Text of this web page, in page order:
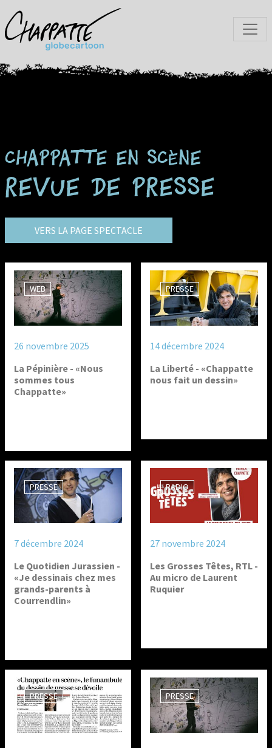
Chappatte en scène
Revue de presse
VERS LA PAGE SPECTACLE
WEB
26 novembre 2025
La Pépinière - «Nous
sommes tous
Chappatte»
PRESSE
14 décembre 2024
La Liberté - «Chappatte
nous fait un dessin»
PRESSE
7 décembre 2024
Le Quotidien Jurassien -
«Je dessinais chez mes
grands-parents à
Courrendlin»
RADIO
27 novembre 2024
Les Grosses Têtes, RTL -
Au micro de Laurent
Ruquier
PRESSE PRESSE